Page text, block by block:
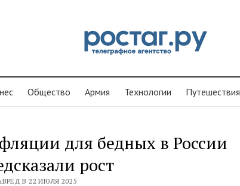
Общество Армия Технологии Путешествия
для бедных в России
рост
В 22 ИЮЛЯ 2025